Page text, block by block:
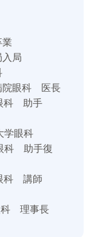
局
院眼科 医長
科 助手
眼科
科 助手復
科 講師
科 理事長